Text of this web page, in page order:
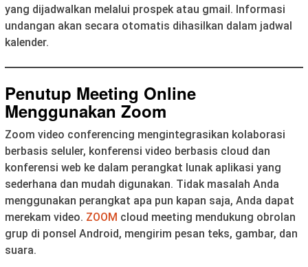
yang dijadwalkan melalui prospek atau gmail. Informasi
undangan akan secara otomatis dihasilkan dalam jadwal
kalender.
Penutup Meeting Online
Menggunakan Zoom
Zoom video conferencing mengintegrasikan kolaborasi
berbasis seluler, konferensi video berbasis cloud dan
konferensi web ke dalam perangkat lunak aplikasi yang
sederhana dan mudah digunakan. Tidak masalah Anda
menggunakan perangkat apa pun kapan saja, Anda dapat
merekam video. ZOOM cloud meeting mendukung obrolan
grup di ponsel Android, mengirim pesan teks, gambar, dan
suara.